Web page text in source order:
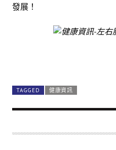
發展！
TAGGED 健康資訊